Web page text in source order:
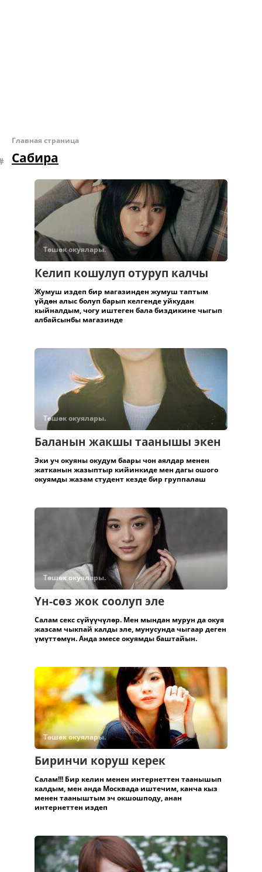
Главная страница
Сабира
Төшөк окуялары.
Келип кошулуп отуруп калчы
Жумуш издеп бир магазинден жумуш таптым
үйдөн алыс болуп барып келгенде уйкудан
кыйналдым, чогу иштеген бала биздикине чыгып
албайсынбы магазинде
Төшөк окуялары.
Баланын жакшы таанышы экен
Эки уч окуяны окудум баары чон аялдар менен
жатканын жазыптыр кийинкиде мен дагы ошого
окуямды жазам студент кезде бир группалаш
Төшөк окуялары.
Үн-сөз жок соолуп эле
Салам секс сүйүүчүлөр. Мен мындан мурун да окуя
жазсам чыкпай калды эле, мунусунда чыгаар деген
үмүттөмүн. Анда эмесе окуямды баштайын.
Төшөк окуялары.
Биринчи коруш керек
Салам!!! Бир келин менен интернеттен таанышып
калдым, мен анда Москвада иштечим, канча кыз
менен тааныштым эч окшошподу, анан
интернеттен издеп